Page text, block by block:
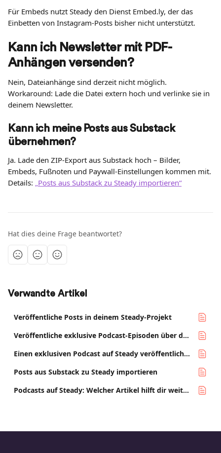
Für Embeds nutzt Steady den Dienst Embed.ly, der das
Einbetten von Instagram-Posts bisher nicht unterstützt.
Kann ich Newsletter mit PDF-
Anhängen versenden?
Nein, Dateianhänge sind derzeit nicht möglich.
Workaround: Lade die Datei extern hoch und verlinke sie in
deinem Newsletter.
Kann ich meine Posts aus Substack
übernehmen?
Ja. Lade den ZIP-Export aus Substack hoch – Bilder,
Embeds, Fußnoten und Paywall-Einstellungen kommen mit.
Details: „Posts aus Substack zu Steady importieren“
Hat dies deine Frage beantwortet?
Verwandte Artikel
Veröffentliche Posts in deinem Steady-Projekt
Veröffentliche exklusive Podcast-Episoden über den Audio-RSS-Feed
Einen exklusiven Podcast auf Steady veröffentlichen und hosten
Posts aus Substack zu Steady importieren
Podcasts auf Steady: Welcher Artikel hilft dir weiter?